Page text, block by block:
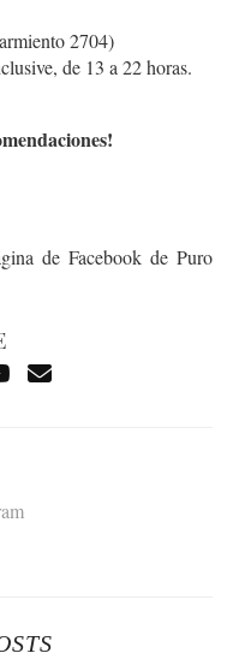
2704)
de 13 a 22 horas.
de Facebook de Puro